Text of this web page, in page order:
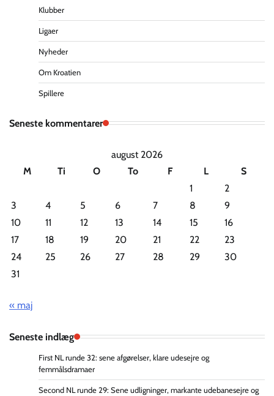
Klubber
Ligaer
Nyheder
Om Kroatien
Spillere
Seneste kommentarer
august 2026
M
Ti O To F L
S
1
2
3
4 5 6 7 8
9
10
11 12 13 14 15
16
17
18 19 20 21 22
23
24
25 26 27 28 29
30
31
« maj
Seneste indlæg
First NL runde 32: sene afgørelser, klare udesejre og
femmålsdramaer
Second NL runde 29: Sene udligninger, markante udebanesejre og